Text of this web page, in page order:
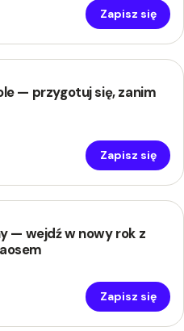
Zapisz się
— przygotuj się, zanim
Zapisz się
— wejdź w nowy rok z
Zapisz się